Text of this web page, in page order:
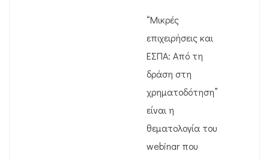
“Μικρές
επιχειρήσεις και
ΕΣΠΑ: Από τη
δράση στη
χρηματοδότηση”
είναι η
θεματολογία του
webinar που